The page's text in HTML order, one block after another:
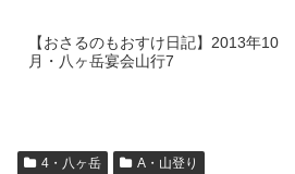
【おさるのもおすけ日記】2013年10
月・八ヶ岳宴会山行7
4・八ヶ岳 A・山登り